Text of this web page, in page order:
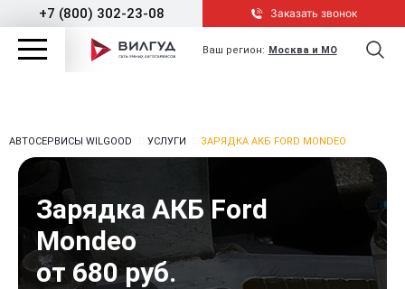
+7 (800) 302-23-08 Заказать звонок
Ваш регион: Москва и МО
АВТОСЕРВИСЫ WILGOOD УСЛУГИ ЗАРЯДКА АКБ FORD MONDEO
Зарядка АКБ Ford
Mondeo
от 680 руб.